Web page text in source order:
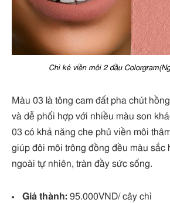
Chì kẻ viền môi 2 đầu
Màu 03 là tông cam đất pha chút
và dễ phối hợp với nhiều màu son
03 có khả năng che phủ viền môi
giúp đôi môi trông đồng đều màu sắc
ngoài tự nhiên, tràn đầy sức sống.
Giá thành: 95.000VND/ cây chì